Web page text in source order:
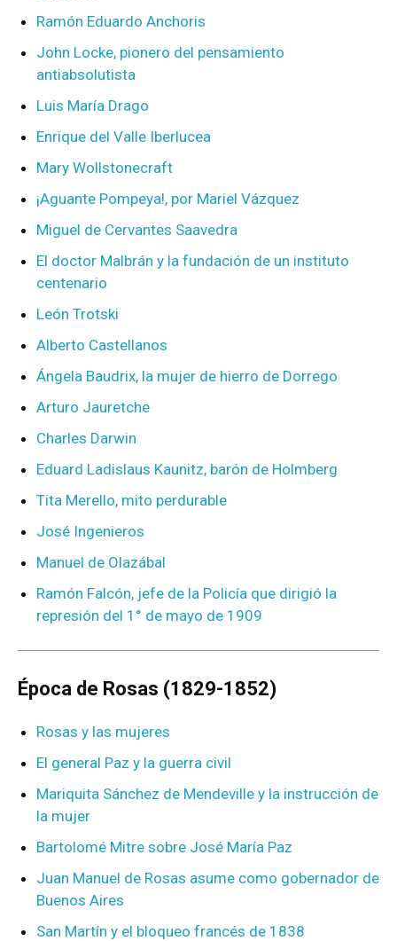
Ramón Eduardo Anchoris
John Locke, pionero del pensamiento
antiabsolutista
Luis María Drago
Enrique del Valle Iberlucea
Mary Wollstonecraft
¡Aguante Pompeya!, por Mariel Vázquez
Miguel de Cervantes Saavedra
El doctor Malbrán y la fundación de un instituto
centenario
León Trotski
Alberto Castellanos
Ángela Baudrix, la mujer de hierro de Dorrego
Arturo Jauretche
Charles Darwin
Eduard Ladislaus Kaunitz, barón de Holmberg
Tita Merello, mito perdurable
José Ingenieros
Manuel de Olazábal
Ramón Falcón, jefe de la Policía que dirigió la
represión del 1° de mayo de 1909
Época de Rosas (1829-1852)
Rosas y las mujeres
El general Paz y la guerra civil
Mariquita Sánchez de Mendeville y la instrucción de
la mujer
Bartolomé Mitre sobre José María Paz
Juan Manuel de Rosas asume como gobernador de
Buenos Aires
San Martín y el bloqueo francés de 1838